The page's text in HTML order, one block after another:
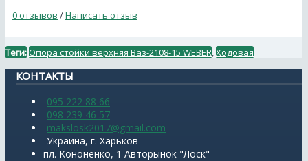
0 отзывов /Написать отзыв
Теги:Опора стойки верхняя Ваз-2108-15 WEBER Ходовая
КОНТАКТЫ
095 222 88 66
098 239 46 57
makslosk2017@gmail.com
Украина, г. Харьков
пл. Кононенко, 1 Авторынок "Лоск"